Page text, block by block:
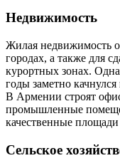
Недвижимость
Жилая недвижимость
городах, а также для
курортных зонах.
годы заметно
В Армении строят
промышленные
качественные
Сельское